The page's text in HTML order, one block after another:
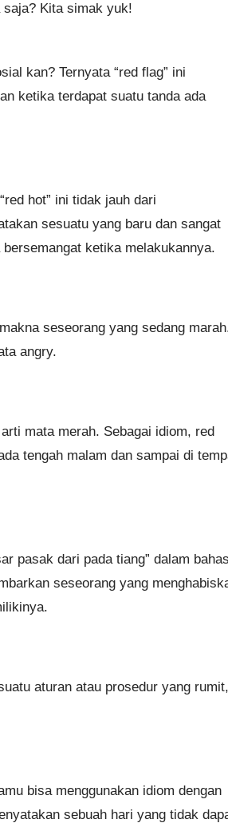
Kita simak yuk!
kan? Ternyata “red flag” ini
ketika terdapat suatu tanda ada
hot” ini tidak jauh dari
sesuatu yang baru dan sangat
ketika melakukannya.
seseorang yang sedang
angry.
mata merah. Sebagai idiom, red
tengah malam dan sampai di
pasak dari pada tiang” dalam
seseorang yang
aturan atau prosedur yang rumit,
bisa menggunakan idiom dengan
sebuah hari yang tidak